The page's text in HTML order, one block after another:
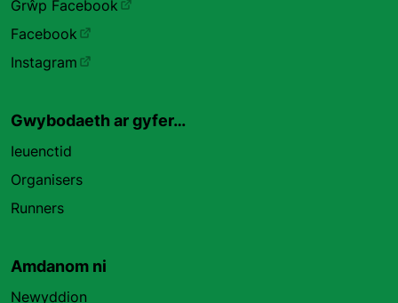
Grŵp Facebook
Facebook
Instagram
Gwybodaeth ar gyfer…
Ieuenctid
Organisers
Runners
Amdanom ni
Newyddion